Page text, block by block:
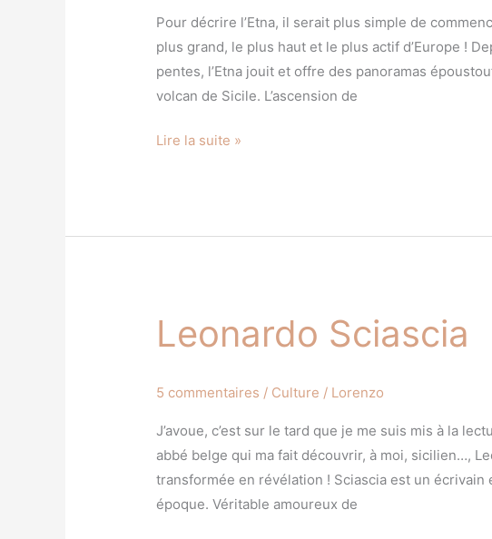
Pour décrire l’Etna, il serait plus simple de
plus grand, le plus haut et le plus actif d’Europe !
pentes, l’Etna jouit et offre des panoramas
volcan de Sicile. L’ascension de
Lire la suite »
Leonardo Sciascia
5 commentaires / Culture / Lorenzo
J’avoue, c’est sur le tard que je me suis mis à la
abbé belge qui ma fait découvrir, à moi, sicilien…,
transformée en révélation ! Sciascia est un
époque. Véritable amoureux de
Leonardo
Sciascia